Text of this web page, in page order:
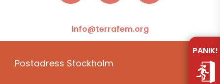
Lotteri
info@terrafem.org
Postadress Stockholm
PANIK!